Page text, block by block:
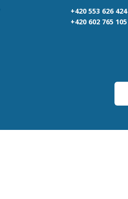
+420 553 626 424
+420 602 765 105